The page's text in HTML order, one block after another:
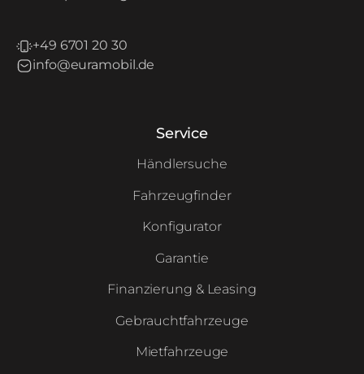
+49 6701 20 30
info@euramobil.de
Service
Händlersuche
Fahrzeugfinder
Konfigurator
Garantie
Finanzierung & Leasing
Gebrauchtfahrzeuge
Mietfahrzeuge